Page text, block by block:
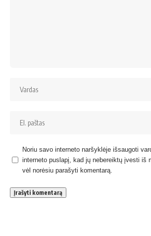
Noriu savo interneto naršyklėje išsaugoti
interneto puslapį, kad jų nebereiktų įvesti iš
vėl norėsiu parašyti komentarą.